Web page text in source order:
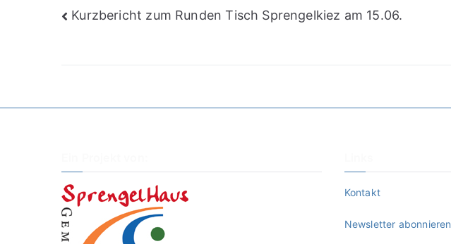
Beitragsnavigation
Kurzbericht zum Runden Tisch Sprengelkiez am 15.06.
Kontakt
Newsletter abonnieren